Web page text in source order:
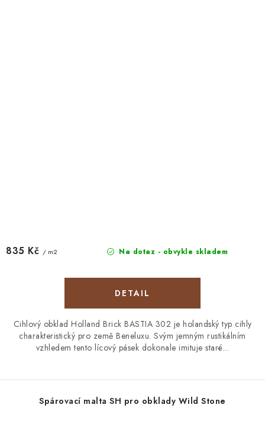
Na dotaz - obvykle skladem
835 Kč / m2
Cihlový obklad Holland Brick BASTIA 302 je holandský typ cihly
charakteristický pro země Beneluxu. Svým jemným rustikálním
vzhledem tento lícový pásek dokonale imituje staré...
Spárovací malta SH pro obklady Wild Stone